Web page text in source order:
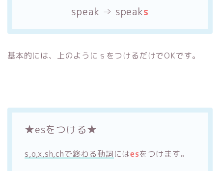
speak ⇒ speaks
基本的には、上のようにｓをつけるだけでOKです。
★esをつける★
s,o,x,sh,chで終わる動詞にはesをつけます。